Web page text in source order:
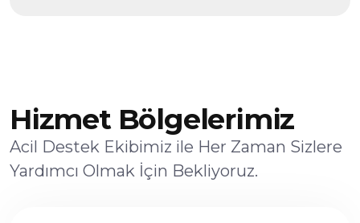
Hizmet Bölgelerimiz
Acil Destek Ekibimiz ile Her Zaman Sizlere
Yardımcı Olmak İçin Bekliyoruz.